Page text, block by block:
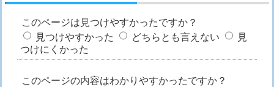
このページは見つけやすかったですか？
見つけやすかった
どちらとも言えない
見
つけにくかった
このページの内容はわかりやすかったですか？